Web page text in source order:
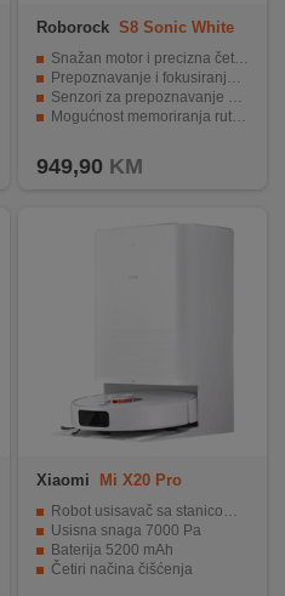
Roborock S8 Sonic White
Snažan motor i precizna četka
Prepoznavanje i fokusiranje na prljave dijelove
Senzori za prepoznavanje prepreka i padina
Mogućnost memoriranja ruta čišćenja
949,90 KM
Xiaomi Mi X20 Pro
Robot usisavač sa stanicom za samopražnjenje
Usisna snaga 7000 Pa
Baterija 5200 mAh
Četiri načina čišćenja